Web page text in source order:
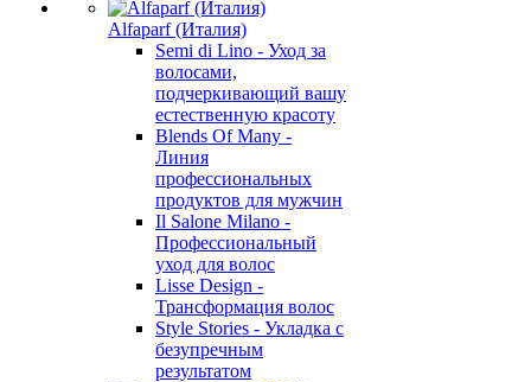
Alfaparf (Италия)
Semi di Lino - Уход за
волосами,
подчеркивающий вашу
естественную красоту
Blends Of Many -
Линия
профессиональных
продуктов для мужчин
Il Salone Milano -
Профессиональный
уход для волос
Lisse Design -
Трансформация волос
Style Stories - Укладка с
безупречным
результатом